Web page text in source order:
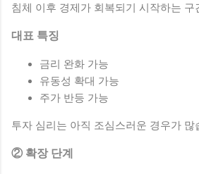
침체 이후 경제가 회복되기 시작하는 구
대표 특징
금리 완화 가능
유동성 확대 가능
주가 반등 가능
투자 심리는 아직 조심스러운 경우가 많
② 확장 단계